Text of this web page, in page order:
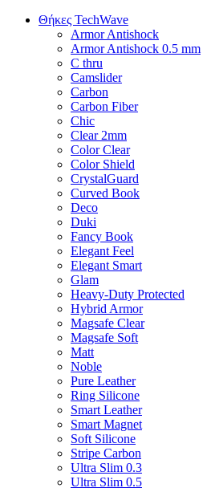
Θήκες TechWave
Armor Antishock
Armor Antishock 0.5 mm
C thru
Camslider
Carbon
Carbon Fiber
Chic
Clear 2mm
Color Clear
Color Shield
CrystalGuard
Curved Book
Deco
Duki
Fancy Book
Elegant Feel
Elegant Smart
Glam
Heavy-Duty Protected
Hybrid Armor
Magsafe Clear
Magsafe Soft
Matt
Noble
Pure Leather
Ring Silicone
Smart Leather
Smart Magnet
Soft Silicone
Stripe Carbon
Ultra Slim 0.3
Ultra Slim 0.5